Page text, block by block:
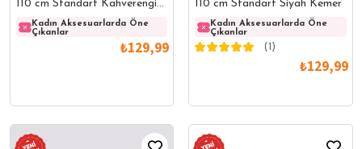
110 cm Standart Kahverengi
Kemer
Kadın Aksesuarlarda Öne
Çıkanlar
Kadın Aksesuarlarda Öne
Çıkanlar
₺129,99
110 cm Standart Siyah Kemer
Kadın Aksesuarlarda Öne
Çıkanlar
(1)
₺129,99